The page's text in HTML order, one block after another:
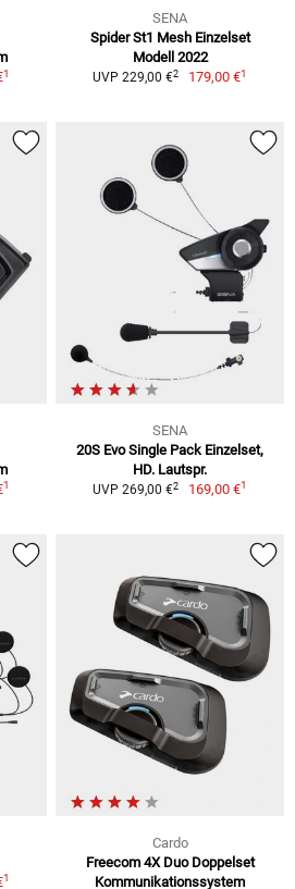
1
SENA
Spider St1 Mesh Einzelset
Modell 2022
UVP 229,00 €2 179,00 €1
1
SENA
20S Evo Single Pack Einzelset,
HD. Lautspr.
UVP 269,00 €2 169,00 €1
1
Cardo
Freecom 4X Duo Doppelset
Kommunikationssystem